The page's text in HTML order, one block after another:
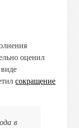
оценил
сокращение
в